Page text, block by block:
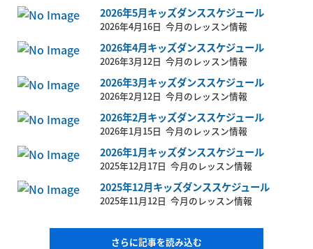
2026年5月キッズダンススケジュール
2026年4月16日今月のレッスン情報
2026年4月キッズダンススケジュール
2026年3月12日今月のレッスン情報
2026年3月キッズダンススケジュール
2026年2月12日今月のレッスン情報
2026年2月キッズダンススケジュール
2026年1月15日今月のレッスン情報
2026年1月キッズダンススケジュール
2025年12月17日今月のレッスン情報
2025年12月キッズダンススケジュール
2025年11月12日今月のレッスン情報
さらに記事を読み込む